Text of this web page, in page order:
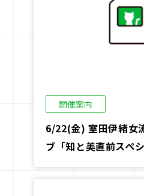
開催案内
6/22(金) 室田伊緒女
ブ「知と美直前スペシ